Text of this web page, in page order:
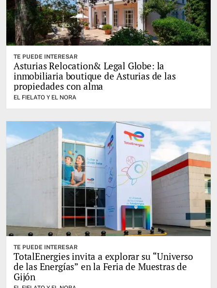
TE PUEDE INTERESAR
Asturias Relocation& Legal Globe: la
inmobiliaria boutique de Asturias de las
propiedades con alma
EL FIELATO Y EL NORA
TE PUEDE INTERESAR
TotalEnergies invita a explorar su “Universo
de las Energías” en la Feria de Muestras de
Gijón